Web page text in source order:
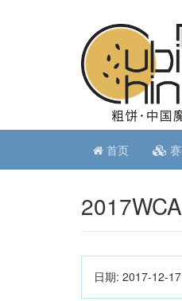
首页
日期: 2017-12-17